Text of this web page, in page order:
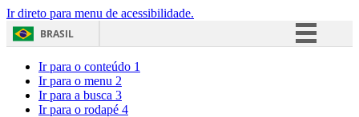
Ir direto para menu de acessibilidade.
BRASIL
Ir para o conteúdo 1
Ir para o menu 2
Ir para a busca 3
Ir para o rodapé 4